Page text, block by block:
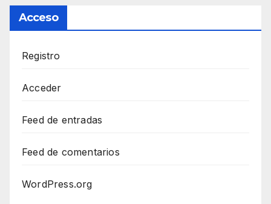
Acceso
Registro
Acceder
Feed de entradas
Feed de comentarios
WordPress.org